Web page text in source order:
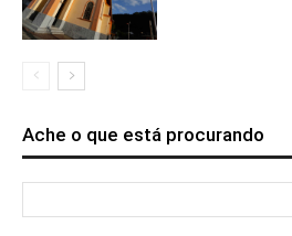
Ache o que está procurando